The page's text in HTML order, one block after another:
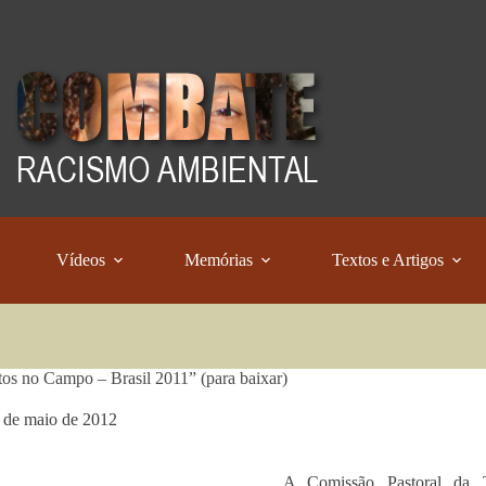
Vídeos Memórias Textos e Artigos
no Campo – Brasil 2011” (para baixar)
maio de 2012
A Comissão Pastoral da